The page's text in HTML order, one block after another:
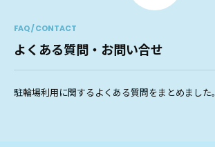
FAQ / CONTACT
よくある質問・お問い合せ
駐輪場利用に関するよくある質問をまとめました。